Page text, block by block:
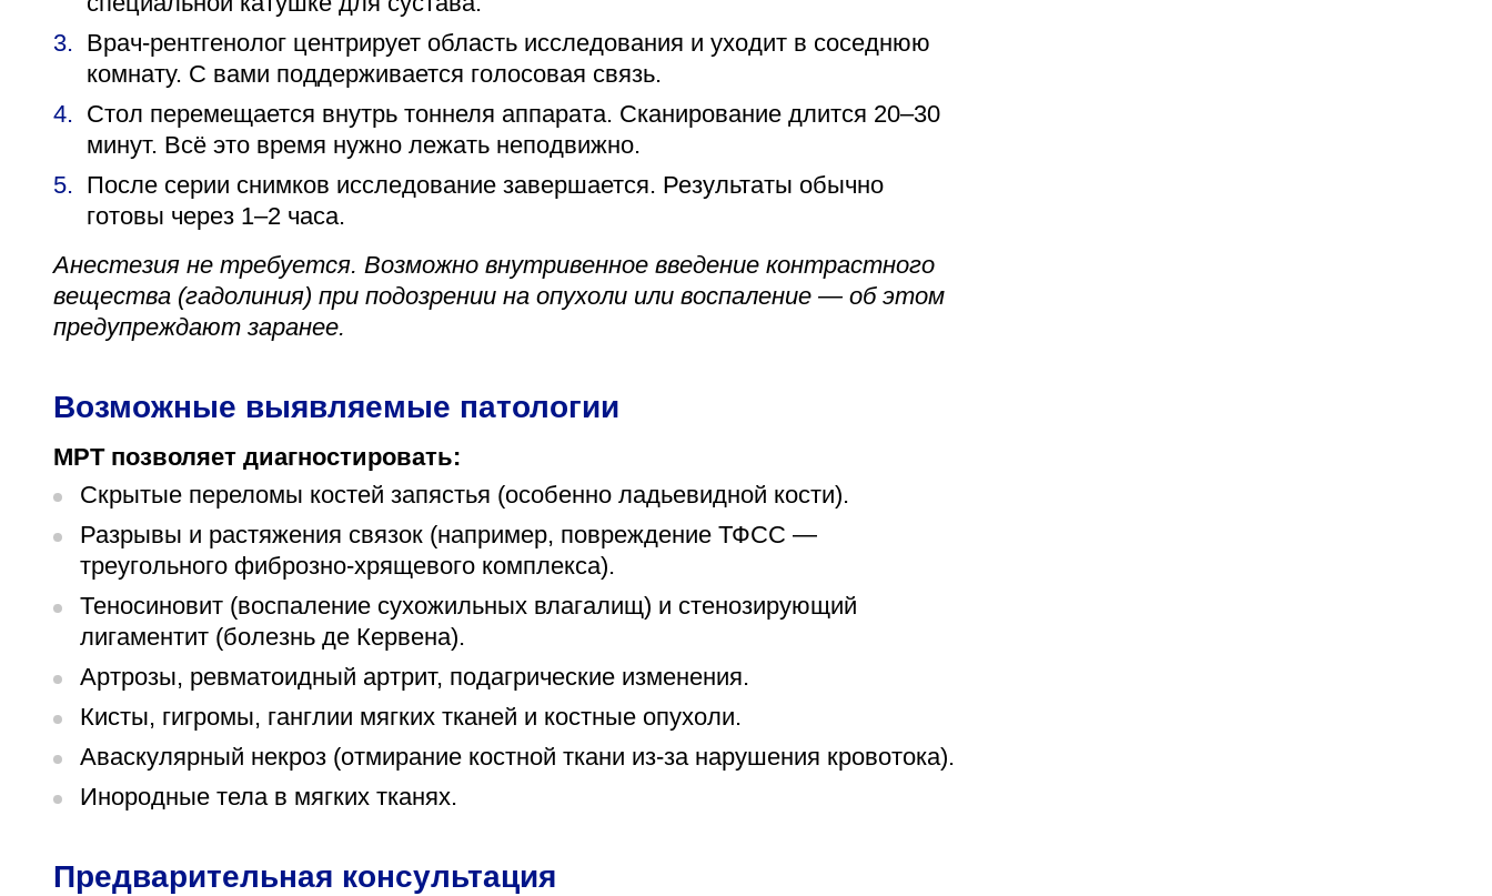
Врач-рентгенолог центрирует область исследования и уходит в соседнюю
комнату. С вами поддерживается голосовая связь.
Стол перемещается внутрь тоннеля аппарата. Сканирование длится 20–30
минут. Всё это время нужно лежать неподвижно.
После серии снимков исследование завершается. Результаты обычно
готовы через 1–2 часа.
Анестезия не требуется. Возможно внутривенное введение контрастного
вещества (гадолиния) при подозрении на опухоли или воспаление — об этом
предупреждают заранее.
Возможные выявляемые патологии
МРТ позволяет диагностировать:
Скрытые переломы костей запястья (особенно ладьевидной кости).
Разрывы и растяжения связок (например, повреждение ТФСС —
треугольного фиброзно-хрящевого комплекса).
Теносиновит (воспаление сухожильных влагалищ) и стенозирующий
лигаментит (болезнь де Кервена).
Артрозы, ревматоидный артрит, подагрические изменения.
Кисты, гигромы, ганглии мягких тканей и костные опухоли.
Аваскулярный некроз (отмирание костной ткани из-за нарушения кровотока).
Инородные тела в мягких тканях.
Предварительная консультация